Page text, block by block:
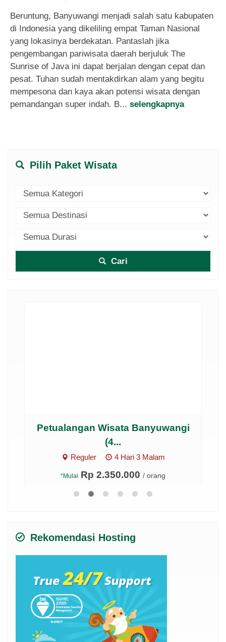
Beruntung, Banyuwangi menjadi salah satu kabupaten
di Indonesia yang dikeliling empat Taman Nasional
yang lokasinya berdekatan. Pantaslah jika
pengembangan pariwisata daerah berjuluk The
Sunrise of Java ini dapat berjalan dengan cepat dan
pesat. Tuhan sudah mentakdirkan alam yang begitu
mempesona dan kaya akan potensi wisata dengan
pemandangan super indah. B... selengkapnya
Pilih Paket Wisata
Cari
Petualangan Wisata Banyuwangi
(4...
Reguler 4 Hari 3 Malam
*Mulai Rp 2.350.000 / orang
Rekomendasi Hosting